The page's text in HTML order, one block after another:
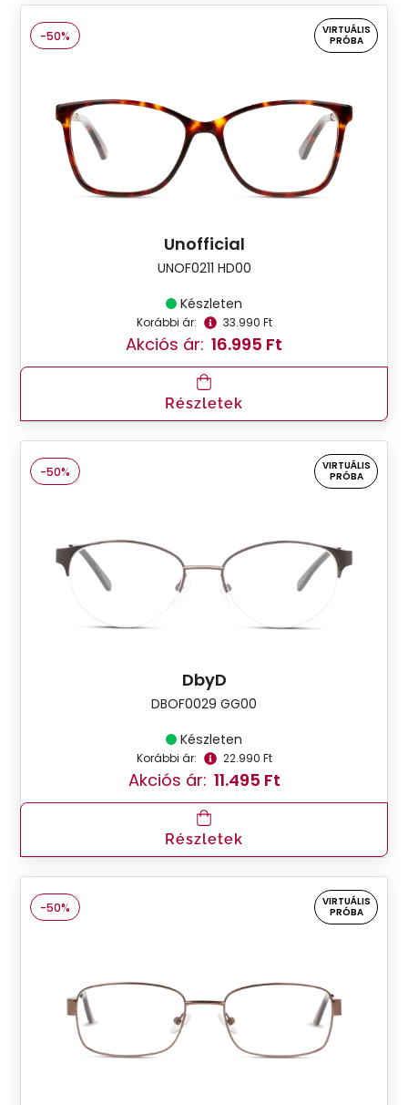
-50%
VIRTUÁLIS
PRÓBA
Unofficial
UNOF0211 HD00
Készleten
Korábbi ár: 33.990 Ft
Akciós ár: 16.995 Ft
Részletek
-50%
VIRTUÁLIS
PRÓBA
DbyD
DBOF0029 GG00
Készleten
Korábbi ár: 22.990 Ft
Akciós ár: 11.495 Ft
Részletek
-50%
VIRTUÁLIS
PRÓBA